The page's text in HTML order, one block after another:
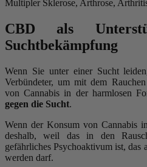
Multipler Sklerose, Arthrose,
CBD als
Suchtbekämpfung
Wenn Sie unter einer Sucht
Verbündeter, um mit dem
von Cannabis in der harmlosen
gegen die Sucht.
Wenn der Konsum von Cannabis
deshalb, weil das in den
gefährliches Psychoaktivum ist,
werden darf.